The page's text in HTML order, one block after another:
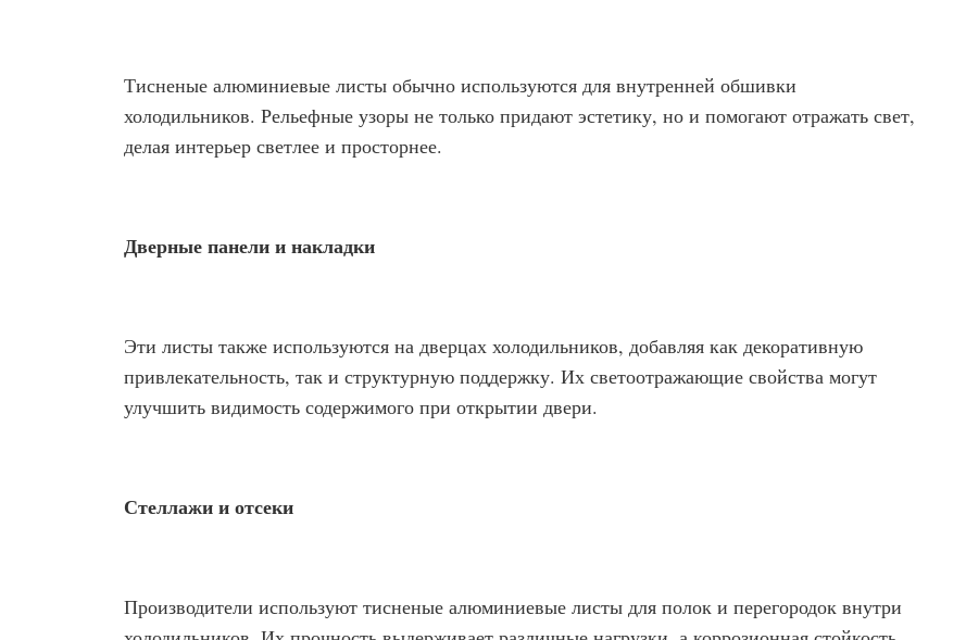
Тисненые алюминиевые листы обычно используются для внутренней обшивки
холодильников. Рельефные узоры не только придают эстетику, но и помогают отражать свет,
делая интерьер светлее и просторнее.
Дверные панели и накладки
Эти листы также используются на дверцах холодильников, добавляя как декоративную
привлекательность, так и структурную поддержку. Их светоотражающие свойства могут
улучшить видимость содержимого при открытии двери.
Стеллажи и отсеки
Производители используют тисненые алюминиевые листы для полок и перегородок внутри